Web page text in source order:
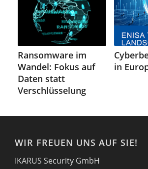
Ransomware im
Wandel: Fokus auf
Daten statt
Verschlüsselung
in
WIR FREUEN UNS AUF SIE!
IKARUS Security GmbH